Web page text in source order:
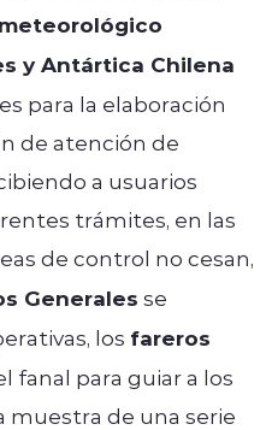
y Antártica Chilena
para la elaboración
de atención de
a usuarios
trámites, en las
de control no cesan,
Generales se
los fareros
fanal para guiar a los
muestra de una serie